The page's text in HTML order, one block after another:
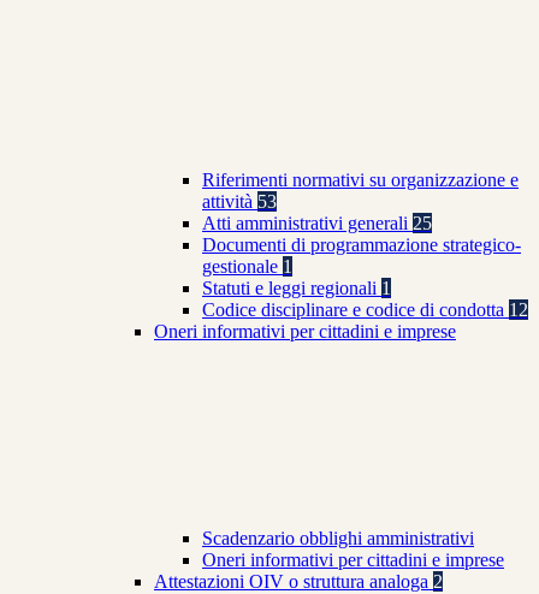
Riferimenti normativi su organizzazione e
attività 53
Atti amministrativi generali 25
Documenti di programmazione strategico-
gestionale 1
Statuti e leggi regionali 1
Codice disciplinare e codice di condotta 12
Oneri informativi per cittadini e imprese
Scadenzario obblighi amministrativi
Oneri informativi per cittadini e imprese
Attestazioni OIV o struttura analoga 2